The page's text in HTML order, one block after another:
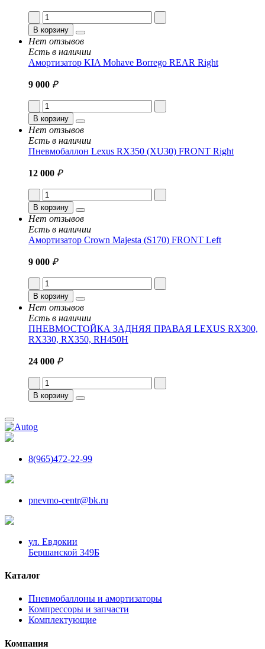
В корзину
Нет отзывов
Есть в наличии
Амортизатор KIA Mohave Borrego REAR Right
9 000 ₽
В корзину
Нет отзывов
Есть в наличии
Пневмобаллон Lexus RX350 (XU30) FRONT Right
12 000 ₽
В корзину
Нет отзывов
Есть в наличии
Амортизатор Crown Majesta (S170) FRONT Left
9 000 ₽
В корзину
Нет отзывов
Есть в наличии
ПНЕВМОСТОЙКА ЗАДНЯЯ ПРАВАЯ LEXUS RX300,
RX330, RX350, RH450H
24 000 ₽
В корзину
8(965)472-22-99
pnevmo-centr@bk.ru
ул. Евдокии
Бершанской 349Б
Каталог
Пневмобаллоны и амортизаторы
Компрессоры и запчасти
Комплектующие
Компания